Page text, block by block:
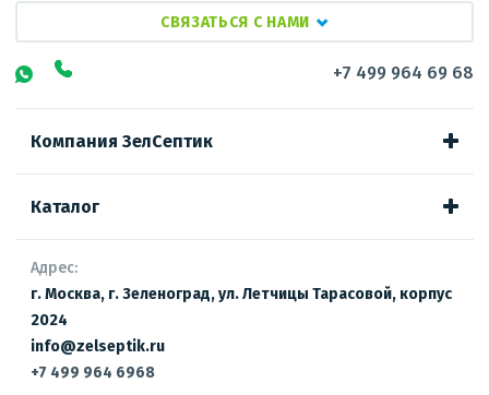
СВЯЗАТЬСЯ С НАМИ
+7 499 964 69 68
Компания ЗелСептик
Каталог
Адрес:
г. Москва, г. Зеленоград, ул. Летчицы Тарасовой, корпус
2024
info@zelseptik.ru
+7 499 964 6968